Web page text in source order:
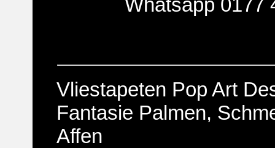
Whatsapp 0177
Vliestapeten Pop Art
Fantasie Palmen,
Affen